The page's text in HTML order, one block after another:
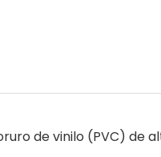
de vinilo (PVC) de